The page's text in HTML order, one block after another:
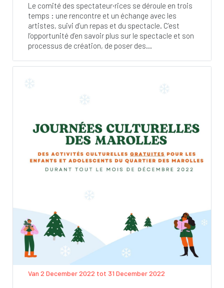
Le comité des spectateur·rices se déroule en trois
temps : une rencontre et un échange avec les
artistes, suivi d’un repas et du spectacle. C’est
l’opportunité d’en savoir plus sur le spectacle et son
processus de création, de poser des...
Van 2 December 2022 tot 31 December 2022